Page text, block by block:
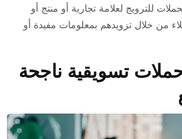
للترويج لعلامة تجارية أو منتج أو
من خلال تزويدهم بمعلومات مفيدة أو
تسويقية ناجحة